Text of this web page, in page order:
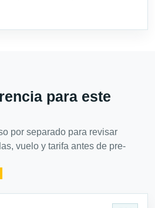
para este
por separado para revisar
vuelo y tarifa antes de pre-